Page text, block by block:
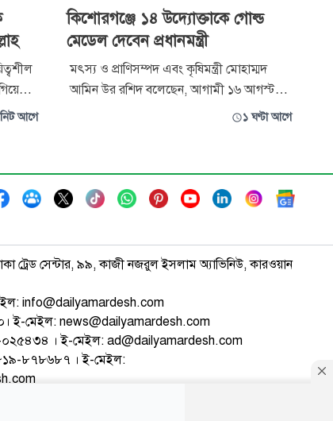
আগে
কিশোরগঞ্জে ১৪ উদ্যোক্তাকে গোল্ড
মেডেল দেবেন প্রধানমন্ত্রী
মৎস্য ও প্রাণিসম্পদ এবং কৃষিমন্ত্রী মোহাম্মদ
আমিন উর রশিদ বলেছেন, আগামী ১৬ আগস্ট
কিশোরগঞ্জে জাতীয় মৎস্য পক্ষ -২০২৬ উপলক্ষ্যে
হয়েছে। প্রধানমন্ত্রী তারেক রহমান তাদের হাতে
গোল্ড মেডেল তুলে দেবেন
১ ঘণ্টা আগে
ট্রেড সেন্টার, ৯৯, কাজী নজরুল ইসলাম অ্যাভিনিউ, কারওয়ান
info@dailyamardesh.com
ই-মেইল: news@dailyamardesh.com
০২৫৪৩৪ । ই-মেইল: ad@dailyamardesh.com
৮৭৮৬৮৭ । ই-মেইল: